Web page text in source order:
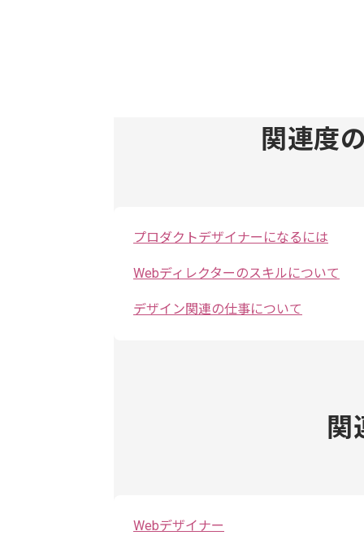
関連度
プロダクトデザイナーになるには
Webディレクターのスキルについて
デザイン関連の仕事について
関
Webデザイナー